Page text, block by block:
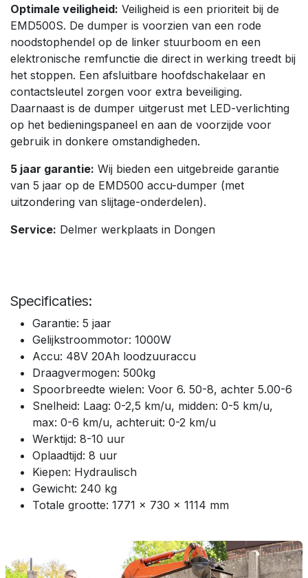
Optimale veiligheid: Veiligheid is een prioriteit bij de
EMD500S. De dumper is voorzien van een rode
noodstophendel op de linker stuurboom en een
elektronische remfunctie die direct in werking treedt bij
het stoppen. Een afsluitbare hoofdschakelaar en
contactsleutel zorgen voor extra beveiliging.
Daarnaast is de dumper uitgerust met LED-verlichting
op het bedieningspaneel en aan de voorzijde voor
gebruik in donkere omstandigheden.
5 jaar garantie: Wij bieden een uitgebreide garantie
van 5 jaar op de EMD500 accu-dumper (met
uitzondering van slijtage-onderdelen).
Service: Delmer werkplaats in Dongen
Specificaties:
Garantie: 5 jaar
Gelijkstroommotor: 1000W
Accu: 48V 20Ah loodzuuraccu
Draagvermogen: 500kg
Spoorbreedte wielen: Voor 6. 50-8, achter 5.00-6
Snelheid: Laag: 0-2,5 km/u, midden: 0-5 km/u,
max: 0-6 km/u, achteruit: 0-2 km/u
Werktijd: 8-10 uur
Oplaadtijd: 8 uur
Kiepen: Hydraulisch
Gewicht: 240 kg
Totale grootte: 1771 x 730 x 1114 mm